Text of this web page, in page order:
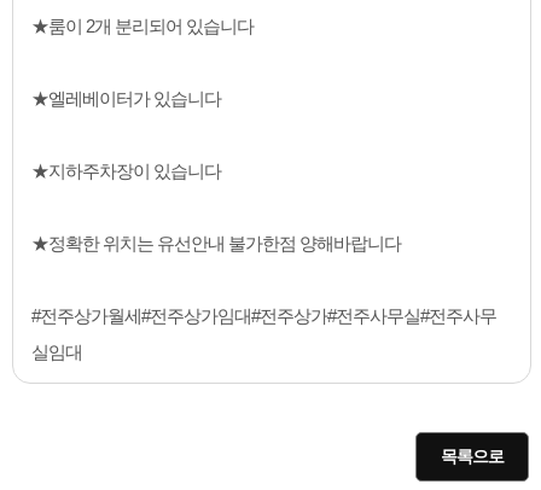
★룸이 2개 분리되어 있습니다
★엘레베이터가 있습니다
★지하주차장이 있습니다
★정확한 위치는 유선안내 불가한점 양해바랍니다
#전주상가월세#전주상가임대#전주상가#전주사무실#전주사무
실임대
목록으로